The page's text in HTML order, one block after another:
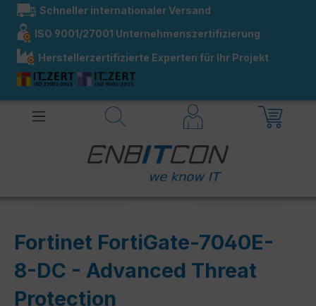
springen
Schneller internationaler Versand
ISO 9001/27001 Unternehmenszertifizierung
Herstellerzertifizierte Experten für Ihr Projekt
Fortinet FortiGate-7040E-
8-DC - Advanced Threat
Protection